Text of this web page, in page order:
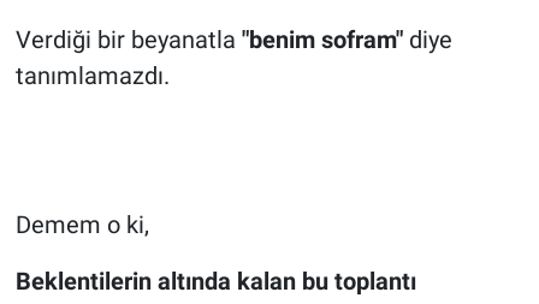
Verdiği bir beyanatla "benim sofram"diye
tanımlamazdı.
Demem o ki,
Beklentilerin altında kalan bu toplantı